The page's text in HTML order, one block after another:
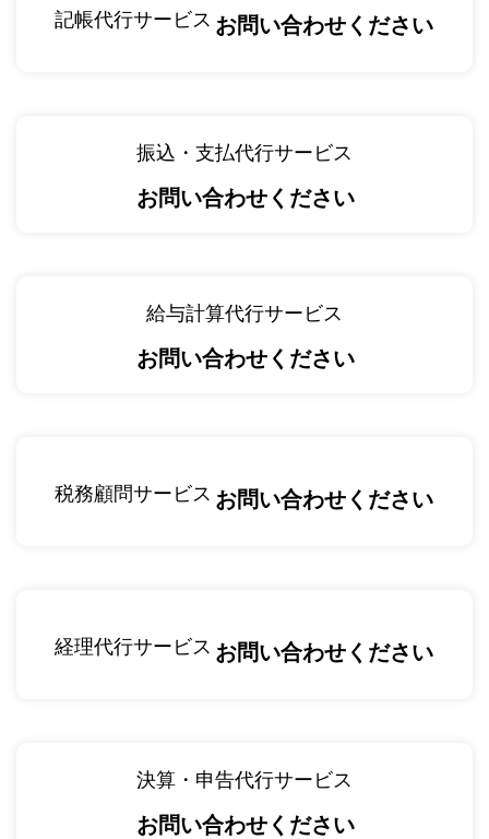
記帳代行サービス お問い合わせください
振込・支払代行サービス
お問い合わせください
給与計算代行サービス
お問い合わせください
税務顧問サービス お問い合わせください
経理代行サービス お問い合わせください
決算・申告代行サービス
お問い合わせください